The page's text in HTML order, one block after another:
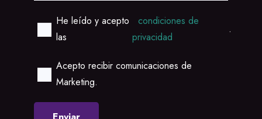
He leído y acepto
las
condiciones de
privacidad
.
Acepto recibir comunicaciones de
Marketing.